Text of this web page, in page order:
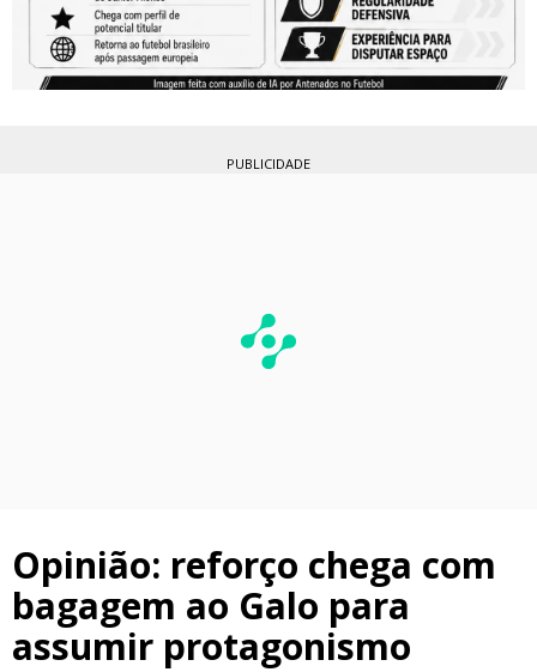
PUBLICIDADE
Opinião: reforço chega com
bagagem ao Galo para
assumir protagonismo